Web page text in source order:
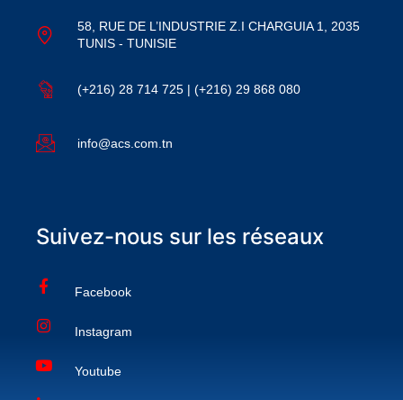
58, RUE DE L’INDUSTRIE Z.I CHARGUIA 1, 2035
TUNIS - TUNISIE
(+216) 28 714 725 | (+216) 29 868 080
info@acs.com.tn
Suivez-nous sur les réseaux
Facebook
Instagram
Youtube